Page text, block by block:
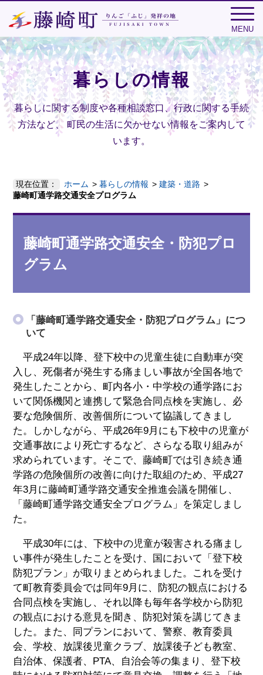
MENU
暮らしの情報
暮らしに関する制度や各種相談窓口、行政に関する手続
方法など、 町民の生活に欠かせない情報をご案内して
います。
現在位置： ホーム 暮らしの情報
建築・道路
藤崎町通学路交通安全プログラム
藤崎町通学路交通安全・防犯プロ
グラム
「藤崎町通学路交通安全・防犯プログラム」につ
いて
平成24年以降、登下校中の児童生徒に自動車が突
入し、死傷者が発生する痛ましい事故が全国各地で
発生したことから、町内各小・中学校の通学路にお
いて関係機関と連携して緊急合同点検を実施し、必
要な危険個所、改善個所について協議してきまし
た。しかしながら、平成26年9月にも下校中の児童が
交通事故により死亡するなど、さらなる取り組みが
求められています。そこで、藤崎町では引き続き通
学路の危険個所の改善に向けた取組のため、平成27
年3月に藤崎町通学路交通安全推進会議を開催し、
「藤崎町通学路交通安全プログラム」を策定しまし
た。
平成30年には、下校中の児童が殺害される痛まし
い事件が発生したことを受け、国において「登下校
防犯プラン」が取りまとめられました。これを受け
て町教育委員会では同年9月に、防犯の観点における
合同点検を実施し、それ以降も毎年各学校から防犯
の観点における意見を聞き、防犯対策を講じてきま
した。また、同プランにおいて、警察、教育委員
会、学校、放課後児童クラブ、放課後子ども教室、
自治体、保護者、PTA、自治会等の集まり、登下校